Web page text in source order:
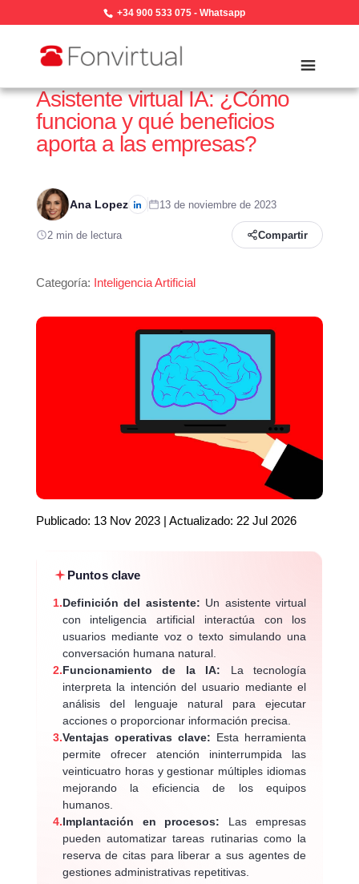
+34 900 533 075- Whatsapp
Asistente virtual IA: ¿Cómo
funciona y qué beneficios
aporta a las empresas?
Ana Lopez 13 de noviembre de 2023
2 min de lectura Compartir
Categoría: Inteligencia Artificial
Publicado: 13 Nov 2023 | Actualizado: 22 Jul 2026
Puntos clave
1.Definición del asistente: Un asistente virtual
con inteligencia artificial interactúa con los
usuarios mediante voz o texto simulando una
conversación humana natural.
2.Funcionamiento de la IA: La tecnología
interpreta la intención del usuario mediante el
análisis del lenguaje natural para ejecutar
acciones o proporcionar información precisa.
3.Ventajas operativas clave: Esta herramienta
permite ofrecer atención ininterrumpida las
veinticuatro horas y gestionar múltiples idiomas
mejorando la eficiencia de los equipos
humanos.
4.Implantación en procesos: Las empresas
pueden automatizar tareas rutinarias como la
reserva de citas para liberar a sus agentes de
gestiones administrativas repetitivas.